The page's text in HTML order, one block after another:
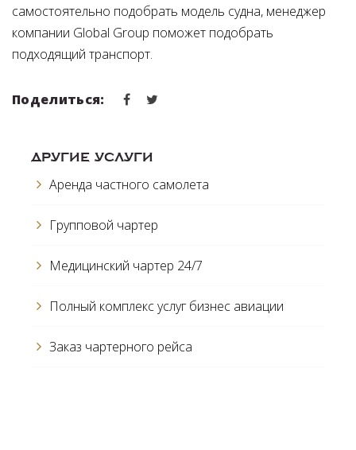
самостоятельно подобрать модель судна, менеджер
компании Global Group поможет подобрать
подходящий транспорт.
Поделиться:
ДРУГИЕ УСЛУГИ
Аренда частного самолета
Групповой чартер
Медицинский чартер 24/7
Полный комплекс услуг бизнес авиации
Заказ чартерного рейса